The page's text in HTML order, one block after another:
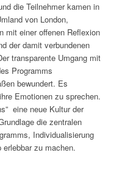
die Teilnehmer kamen in
von London,
mit einer offenen Reflexion
der damit verbundenen
transparente Umgang mit
Programms
bewundert. Es
Emotionen zu sprechen.
eine neue Kultur der
die zentralen
Individualisierung
zu machen.